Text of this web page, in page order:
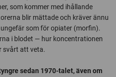
som kommer med ihållande
blir mättade och kräver ännu
som för opiater (morfin).
i blodet — hur koncentrationen
svårt att veta.
sedan 1970-talet, även om